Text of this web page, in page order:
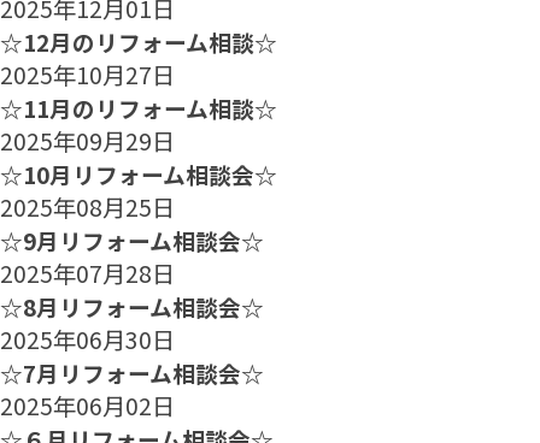
2025年12月01日
☆12月のリフォーム相談☆
2025年10月27日
☆11月のリフォーム相談☆
2025年09月29日
☆10月リフォーム相談会☆
2025年08月25日
☆9月リフォーム相談会☆
2025年07月28日
☆8月リフォーム相談会☆
2025年06月30日
☆7月リフォーム相談会☆
2025年06月02日